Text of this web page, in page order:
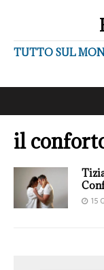
TUTTO SUL
il
15